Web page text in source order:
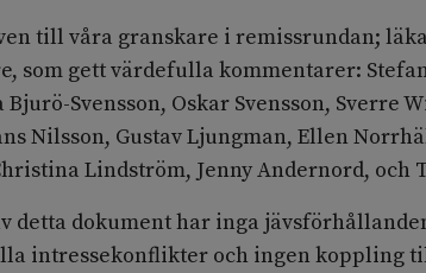
till våra granskare i remissrundan;
som gett värdefulla kommentarer:
Svensson, Oskar Svensson, Sverre
Nilsson, Gustav Ljungman, Ellen
Lindström, Jenny Andernord, och
detta dokument har inga
intressekonflikter och ingen koppling